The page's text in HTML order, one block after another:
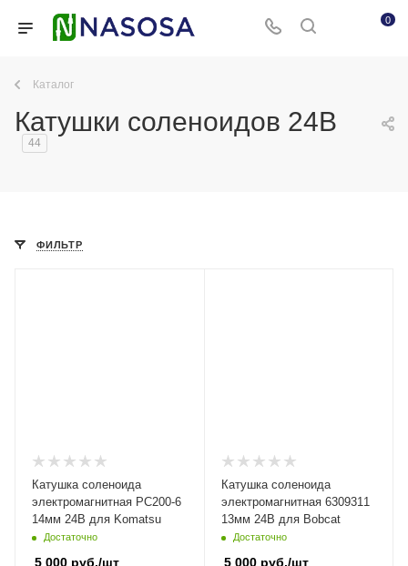
0
Каталог
Катушки соленоидов 24В
44
ФИЛЬТР
Катушка соленоида
электромагнитная PC200-6
14мм 24В для Komatsu
Достаточно
5 000 руб./шт
Катушка соленоида
электромагнитная 6309311
13мм 24В для Bobcat
Достаточно
5 000руб./шт